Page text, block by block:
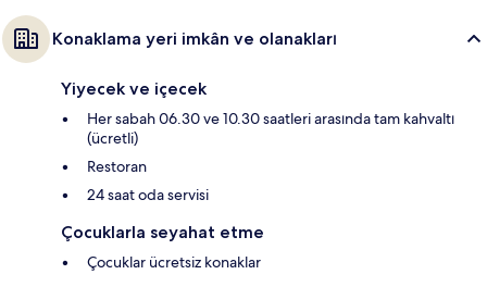
Konaklama yeri imkân ve olanakları
Yiyecek ve içecek
Her sabah 06.30 ve 10.30 saatleri arasında tam kahvaltı
(ücretli)
Restoran
24 saat oda servisi
Çocuklarla seyahat etme
Çocuklar ücretsiz konaklar